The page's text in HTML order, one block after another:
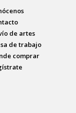
de artes
de trabajo
comprar